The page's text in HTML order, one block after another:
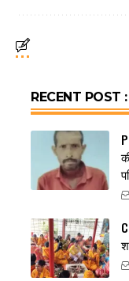
RECENT POST :